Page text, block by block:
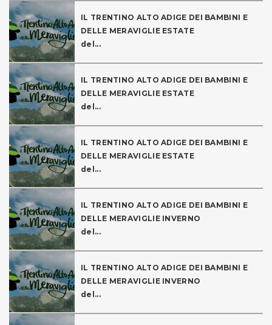
IL TRENTINO ALTO ADIGE DEI BAMBINI E
DELLE MERAVIGLIE ESTATE
del...
IL TRENTINO ALTO ADIGE DEI BAMBINI E
DELLE MERAVIGLIE ESTATE
del...
IL TRENTINO ALTO ADIGE DEI BAMBINI E
DELLE MERAVIGLIE ESTATE
del...
IL TRENTINO ALTO ADIGE DEI BAMBINI E
DELLE MERAVIGLIE INVERNO
del...
IL TRENTINO ALTO ADIGE DEI BAMBINI E
DELLE MERAVIGLIE INVERNO
del...